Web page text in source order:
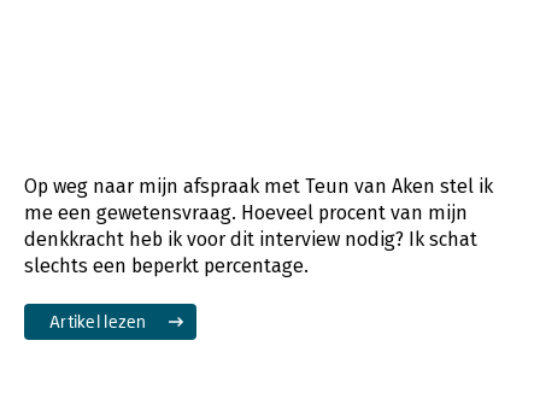
Op weg naar mijn afspraak met Teun van Aken stel ik
me een gewetensvraag. Hoeveel procent van mijn
denkkracht heb ik voor dit interview nodig? Ik schat
slechts een beperkt percentage.
Artikel lezen